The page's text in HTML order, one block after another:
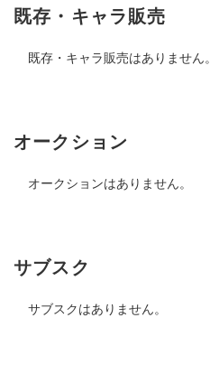
既存・キャラ販売
既存・キャラ販売はありません。
オークション
オークションはありません。
サブスク
サブスクはありません。